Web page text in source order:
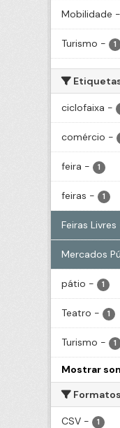
Mobilidade -
Turismo - 1
ciclofaixa -
comércio -
feira - 1
feiras - 1
Feiras Livres
Mercados
pátio - 1
Teatro - 1
Turismo - 1
Mostrar
Formatos
CSV - 1